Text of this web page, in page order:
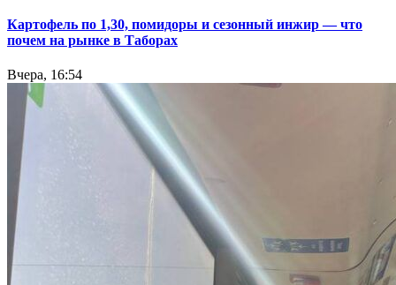
Картофель по 1,30, помидоры и сезонный инжир — что
почем на рынке в Таборах
Вчера, 16:54